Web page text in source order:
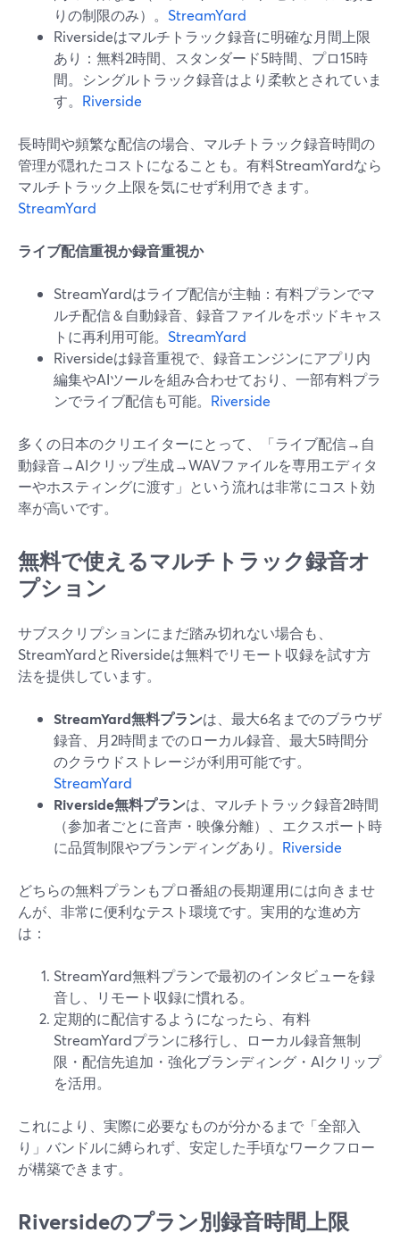
りの制限のみ）。 StreamYard
Riversideはマルチトラック録音に明確な月間上限
あり：無料2時間、スタンダード5時間、プロ15時
間。シングルトラック録音はより柔軟とされていま
す。 Riverside
長時間や頻繁な配信の場合、マルチトラック録音時間の
管理が隠れたコストになることも。有料StreamYardなら
マルチトラック上限を気にせず利用できます。
StreamYard
ライブ配信重視か録音重視か
StreamYardはライブ配信が主軸：有料プランでマ
ルチ配信＆自動録音、録音ファイルをポッドキャス
トに再利用可能。 StreamYard
Riversideは録音重視で、録音エンジンにアプリ内
編集やAIツールを組み合わせており、一部有料プラ
ンでライブ配信も可能。 Riverside
多くの日本のクリエイターにとって、「ライブ配信→自
動録音→AIクリップ生成→WAVファイルを専用エディタ
ーやホスティングに渡す」という流れは非常にコスト効
率が高いです。
無料で使えるマルチトラック録音オ
プション
サブスクリプションにまだ踏み切れない場合も、
StreamYardとRiversideは無料でリモート収録を試す方
法を提供しています。
StreamYard無料プランは、最大6名までのブラウザ
録音、月2時間までのローカル録音、最大5時間分
のクラウドストレージが利用可能です。
StreamYard
Riverside無料プランは、マルチトラック録音2時間
（参加者ごとに音声・映像分離）、エクスポート時
に品質制限やブランディングあり。 Riverside
どちらの無料プランもプロ番組の長期運用には向きませ
んが、非常に便利なテスト環境です。実用的な進め方
は：
StreamYard無料プランで最初のインタビューを録
音し、リモート収録に慣れる。
定期的に配信するようになったら、有料
StreamYardプランに移行し、ローカル録音無制
限・配信先追加・強化ブランディング・AIクリップ
を活用。
これにより、実際に必要なものが分かるまで「全部入
り」バンドルに縛られず、安定した手頃なワークフロー
が構築できます。
Riversideのプラン別録音時間上限